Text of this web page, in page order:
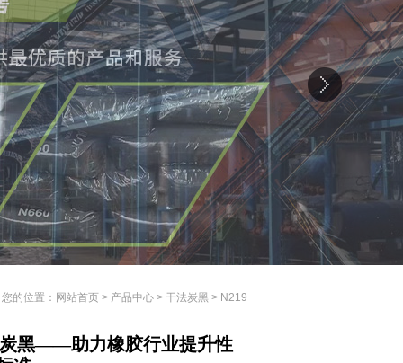
您的位置： 网站首页 > 产品中心 > 干法炭黑 > N219
炭黑——助力橡胶行业提升性